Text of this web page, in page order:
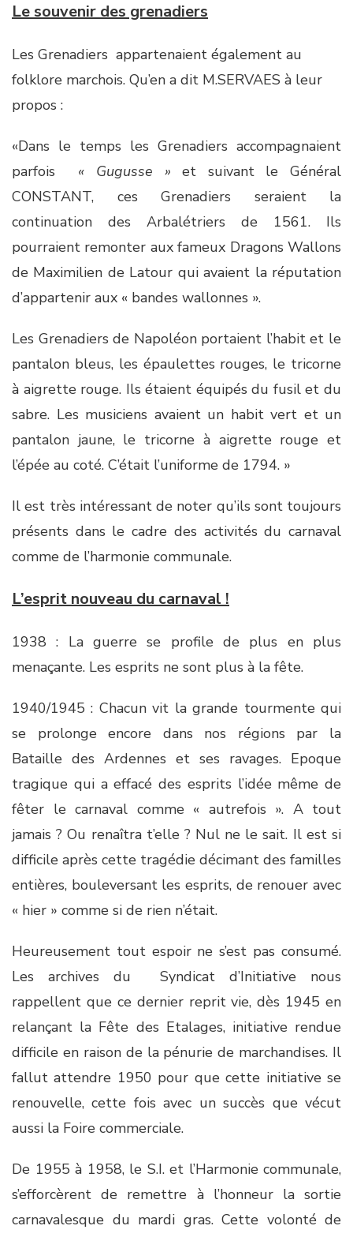
Le souvenir des grenadiers
Les Grenadiers appartenaient également au
folklore marchois. Qu’en a dit M.SERVAES à leur
propos :
«Dans le temps les Grenadiers accompagnaient
parfois « Gugusse »et suivant le Général
CONSTANT, ces Grenadiers seraient la
continuation des Arbalétriers de 1561. Ils
pourraient remonter aux fameux Dragons Wallons
de Maximilien de Latour qui avaient la réputation
d’appartenir aux « bandes wallonnes ».
Les Grenadiers de Napoléon portaient l’habit et le
pantalon bleus, les épaulettes rouges, le tricorne
à aigrette rouge. Ils étaient équipés du fusil et du
sabre. Les musiciens avaient un habit vert et un
pantalon jaune, le tricorne à aigrette rouge et
l’épée au coté. C’était l’uniforme de 1794. »
Il est très intéressant de noter qu’ils sont toujours
présents dans le cadre des activités du carnaval
comme de l’harmonie communale.
L’esprit nouveau du carnaval !
1938 : La guerre se profile de plus en plus
menaçante. Les esprits ne sont plus à la fête.
1940/1945 : Chacun vit la grande tourmente qui
se prolonge encore dans nos régions par la
Bataille des Ardennes et ses ravages. Epoque
tragique qui a effacé des esprits l’idée même de
fêter le carnaval comme « autrefois ». A tout
jamais ? Ou renaîtra t’elle ? Nul ne le sait. Il est si
difficile après cette tragédie décimant des familles
entières, bouleversant les esprits, de renouer avec
« hier » comme si de rien n’était.
Heureusement tout espoir ne s’est pas consumé.
Les archives du Syndicat d’Initiative nous
rappellent que ce dernier reprit vie, dès 1945 en
relançant la Fête des Etalages, initiative rendue
difficile en raison de la pénurie de marchandises. Il
fallut attendre 1950 pour que cette initiative se
renouvelle, cette fois avec un succès que vécut
aussi la Foire commerciale.
De 1955 à 1958, le S.I. et l’Harmonie communale,
s’efforcèrent de remettre à l’honneur la sortie
carnavalesque du mardi gras. Cette volonté de